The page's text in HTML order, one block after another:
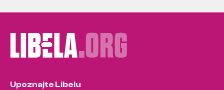
Upoznajte Libelu